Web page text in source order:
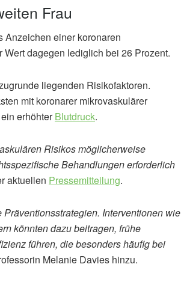
Frau
Anzeichen einer koronaren
dagegen lediglich bei 26 Prozent.
liegenden Risikofaktoren.
mit koronarer mikrovaskulärer
erhöhterBlutdruck.
Risikos möglicherweise
Behandlungen erforderlich
aktuellen Pressemitteilung.
Interventionen wie
könnten dazu beitragen, frühe
führen, die besonders häufig bei
Melanie Davies hinzu.